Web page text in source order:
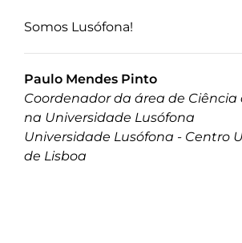
Somos Lusófona!
Paulo Mendes Pinto
Coordenador da área de Ciência
na Universidade Lusófona
Universidade Lusófona - Centro
de Lisboa